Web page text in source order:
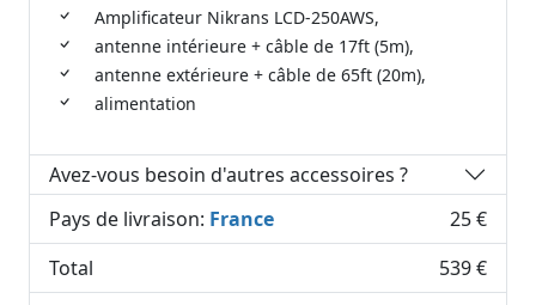
Amplificateur Nikrans LCD-250AWS,
antenne intérieure + câble de 17ft (5m),
antenne extérieure + câble de 65ft (20m),
alimentation
Avez-vous besoin d'autres accessoires ?
Pays de livraison: France
25 €
Total
539 €